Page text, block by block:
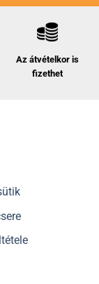
Az átvételkor is
fizethet